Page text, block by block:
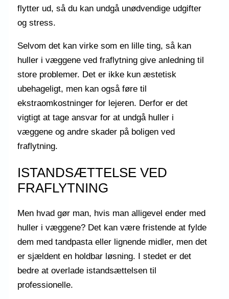
flytter ud, så du kan undgå unødvendige udgifter
og stress.
Selvom det kan virke som en lille ting, så kan
huller i væggene ved fraflytning give anledning til
store problemer. Det er ikke kun æstetisk
ubehageligt, men kan også føre til
ekstraomkostninger for lejeren. Derfor er det
vigtigt at tage ansvar for at undgå huller i
væggene og andre skader på boligen ved
fraflytning.
ISTANDSÆTTELSE VED
FRAFLYTNING
Men hvad gør man, hvis man alligevel ender med
huller i væggene? Det kan være fristende at fylde
dem med tandpasta eller lignende midler, men det
er sjældent en holdbar løsning. I stedet er det
bedre at overlade istandsættelsen til
professionelle.